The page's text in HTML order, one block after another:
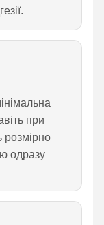
при
розмірно
одразу